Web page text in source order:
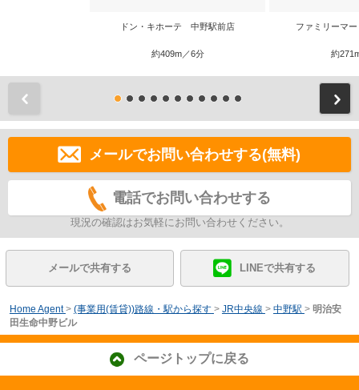
ドン・キホーテ 中野駅前店
約409m／6分
ファミリーマ
約
メールでお問い合わせする(無料)
電話でお問い合わせする
現況の確認はお気軽にお問い合わせください。
メールで共有する LINEで共有する
Home Agent > (事業用(賃貸))路線・駅から探す > JR中央線 > 中野駅 > 明治安
田生命中野ビル
ページトップに戻る